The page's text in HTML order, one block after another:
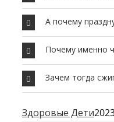
А почему
Почему именно
Зачем тогда
Здоровые Дети